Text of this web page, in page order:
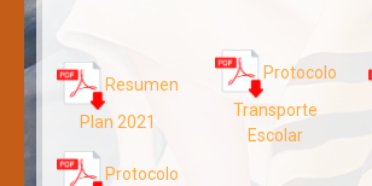
Resumen
Plan 2021
Protocolo
Transporte
Escolar
Protocolo